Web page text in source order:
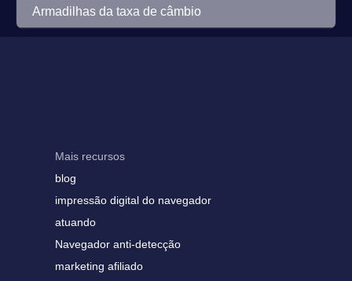
Armadilhas da taxa de câmbio
Mais recursos
blog
impressão digital do navegador
atuando
Navegador anti-detecção
marketing afiliado